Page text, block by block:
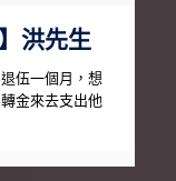
洪先生
伍一個月，想
金來去支出他